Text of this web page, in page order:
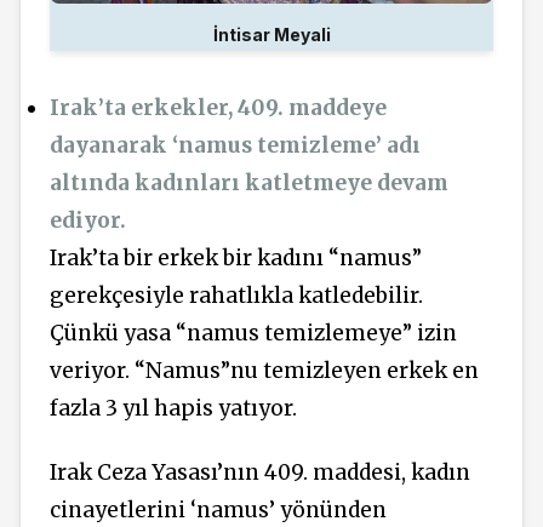
İntisar Meyali
Irak’ta erkekler, 409. maddeye
dayanarak ‘namus temizleme’ adı
altında kadınları katletmeye devam
ediyor.
Irak’ta bir erkek bir kadını “namus”
gerekçesiyle rahatlıkla katledebilir.
Çünkü yasa “namus temizlemeye” izin
veriyor. “Namus”nu temizleyen erkek en
fazla 3 yıl hapis yatıyor.
Irak Ceza Yasası’nın 409. maddesi, kadın
cinayetlerini ‘namus’ yönünden